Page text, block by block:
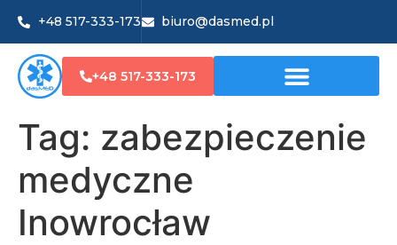
+48 517-333-173 biuro@dasmed.pl
+48 517-333-173
Tag: zabezpieczenie
medyczne
Inowrocław